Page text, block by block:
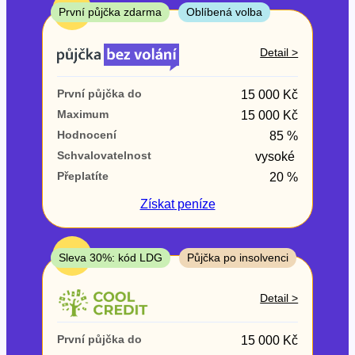
ne
V exekuci
ne
Po insolvenci
ano
V hotovosti
ano
ne
TOP
První půjčka zdarma Oblíbená volba
Detail >
První půjčka do 15 000 Kč
Maximum 15 000 Kč
Hodnocení 85 %
Schvalovatelnost vysoké
Přeplatíte
20 %
Získatpeníze
TOP
Sleva 30%: kód LDG Půjčka po insolvenci
Detail >
První půjčka do 15 000 Kč